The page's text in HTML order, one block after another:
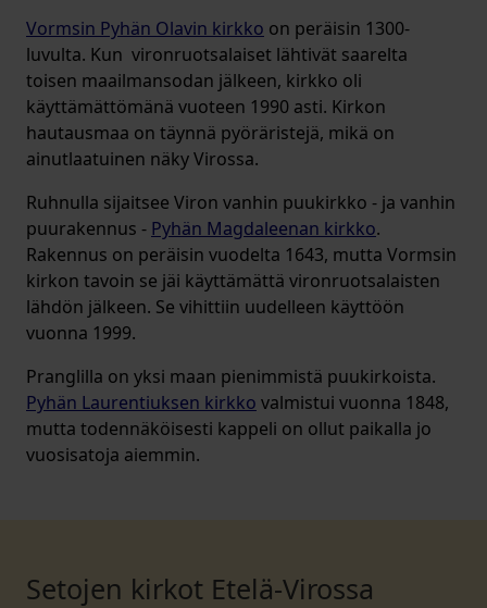
Vormsin Pyhän Olavin kirkko on peräisin 1300-
luvulta. Kun vironruotsalaiset lähtivät saarelta
toisen maailmansodan jälkeen, kirkko oli
käyttämättömänä vuoteen 1990 asti. Kirkon
hautausmaa on täynnä pyöräristejä, mikä on
ainutlaatuinen näky Virossa.
Ruhnulla sijaitsee Viron vanhin puukirkko - ja vanhin
puurakennus - Pyhän Magdaleenan kirkko.
Rakennus on peräisin vuodelta 1643, mutta Vormsin
kirkon tavoin se jäi käyttämättä vironruotsalaisten
lähdön jälkeen. Se vihittiin uudelleen käyttöön
vuonna 1999.
Pranglilla on yksi maan pienimmistä puukirkoista.
Pyhän Laurentiuksen kirkko valmistui vuonna 1848,
mutta todennäköisesti kappeli on ollut paikalla jo
vuosisatoja aiemmin.
Setojen kirkot Etelä-Virossa